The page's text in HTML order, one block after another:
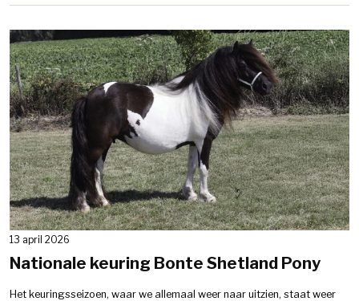
13 april 2026
Nationale keuring Bonte Shetland Pony
Het keuringsseizoen, waar we allemaal weer naar uitzien, staat weer